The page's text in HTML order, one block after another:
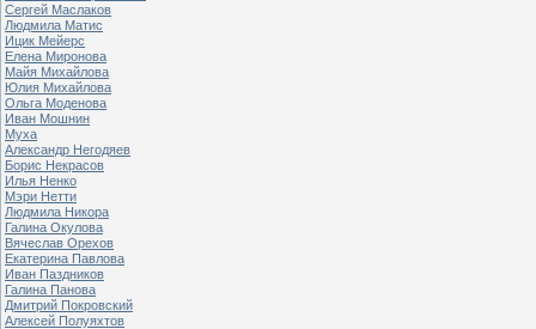
Сергей Маслаков
Людмила Матис
Ицик Мейерс
Елена Миронова
Майя Михайлова
Юлия Михайлова
Ольга Моденова
Иван Мошнин
Муха
Александр Негодяев
Борис Некрасов
Илья Ненко
Мэри Нетти
Людмила Никора
Галина Окулова
Вячеслав Орехов
Екатерина Павлова
Иван Паздников
Галина Панова
Дмитрий Покровский
Алексей Полуяхтов